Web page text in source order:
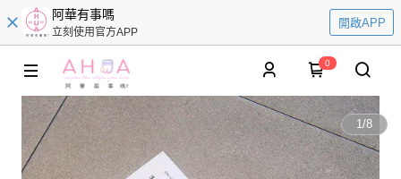
阿華有事嗎
立刻使用官方APP
開啟APP
0
1/8